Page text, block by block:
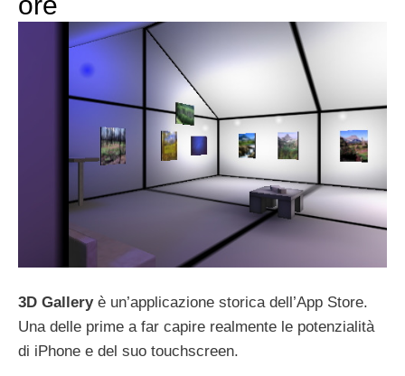
3D Galleryè un’applicazione storica dell’App Store.
Una delle prime a far capire realmente le potenzialità
di iPhone e del suo touchscreen.